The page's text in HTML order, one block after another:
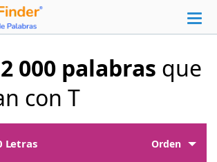
000 palabras que
con T
Letras Orden